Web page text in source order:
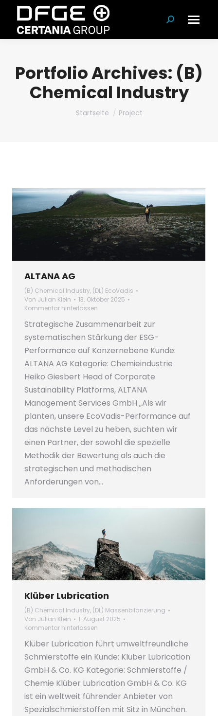
Suchen:
Portfolio Archives: (B)
Chemical Industry
Du bist hier:
Startseite Project
ALTANA AG
(B) Chemical Industry, (DL) EcoVadis
Von Julian Klein
13. Oktober 2025
Kommentar hinterlassen
Strategische Zusammenarbeit zur
systematischen Stärkung der ESG-
Performance auf Konzernebene Kunde:
ALTANA AG Kategorie: Chemieindustrie
Heiko Giesbert Head of Corporate
Sustainability Platforms, ALTANA
Management Services GmbH „Als wir
planten, unsere EcoVadis-Performance auf
das nächste Level zu heben, suchten wir
einen Partner, der sowohl die spezielle
Methodik der Bewertung als auch die
strategischen und methodischen
Anforderungen von…
Klüber Lubrication
(B) Chemical Industry, (DL) Massenbilanzierung
Von Julian Klein
1. August 2025
Kommentar hinterlassen
Klüber Lubrication führt umweltfreundliche
Schmierstoffe ein Kunde: Klüber Lubrication
GmbH & Co. KG Kategorie: Schmierstoffe /
Chemie Klüber Lubrication GmbH & Co. KG
ist ein weltweit führender Anbieter von
Spezialschmierstoffen mit Sitz in München.